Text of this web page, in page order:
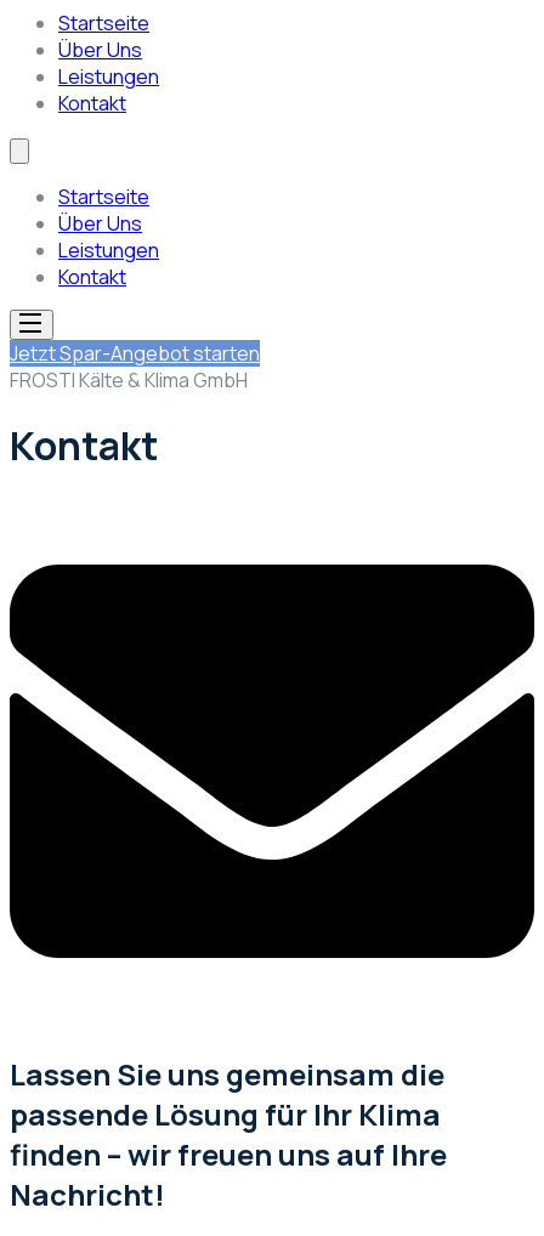
Startseite
Über Uns
Leistungen
Kontakt
Startseite
Über Uns
Leistungen
Kontakt
Jetzt Spar-Angebot starten
FROSTI Kälte & Klima GmbH
Kontakt
Lassen Sie uns gemeinsam die
passende Lösung für Ihr Klima
finden – wir freuen uns auf Ihre
Nachricht!